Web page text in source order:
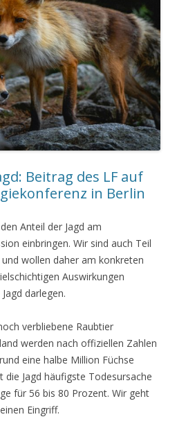
Beitrag des LF auf
in Berlin
Anteil der Jagd am
einbringen. Wir sind auch Teil
wollen daher am konkreten
Auswirkungen
darlegen.
verbliebene Raubtier
werden nach offiziellen Zahlen
eine halbe Million Füchse
Jagd häufigste Todesursache
für 56 bis 80 Prozent. Wir geht
Eingriff.